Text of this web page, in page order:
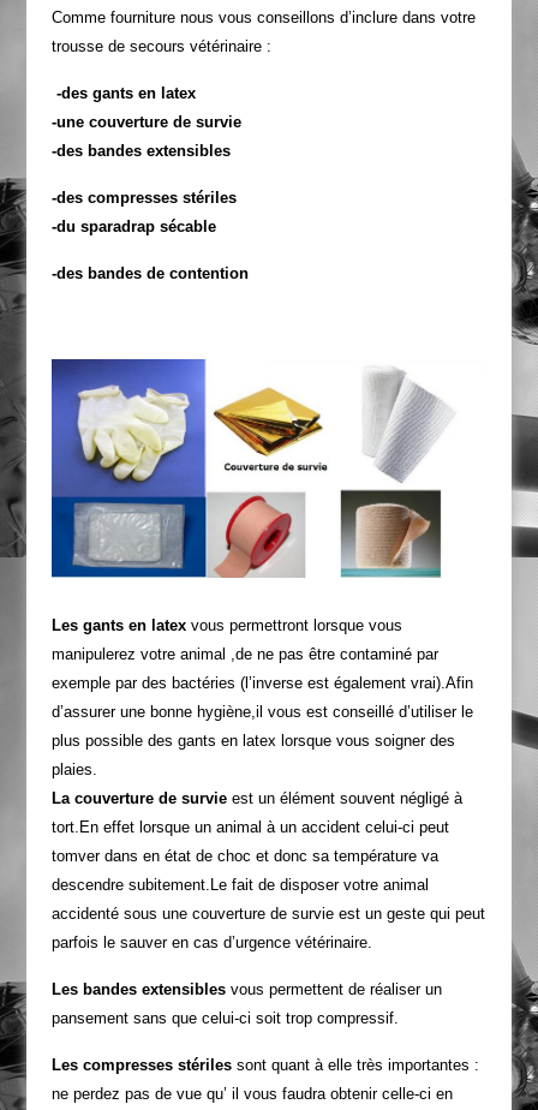
Comme fourniture nous vous conseillons d’inclure dans votre
trousse de secours vétérinaire :
-des gants en latex
-une couverture de survie
-des bandes extensibles
-des compresses stériles
-du sparadrap sécable
-des bandes de contention
Les gants en latexvous permettront lorsque vous
manipulerez votre animal ,de ne pas être contaminé par
exemple par des bactéries (l’inverse est également vrai).Afin
d’assurer une bonne hygiène,il vous est conseillé d’utiliser le
plus possible des gants en latex lorsque vous soigner des
plaies.
La couverture de survieest un élément souvent négligé à
tort.En effet lorsque un animal à un accident celui-ci peut
tomver dans en état de choc et donc sa température va
descendre subitement.Le fait de disposer votre animal
accidenté sous une couverture de survie est un geste qui peut
parfois le sauver en cas d’urgence vétérinaire.
Les bandes extensiblesvous permettent de réaliser un
pansement sans que celui-ci soit trop compressif.
Les compresses stérilessont quant à elle très importantes :
ne perdez pas de vue qu’ il vous faudra obtenir celle-ci en